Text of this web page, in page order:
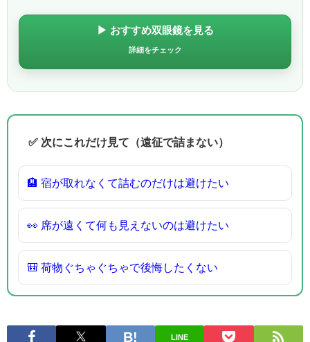
▶ おすすめ双眼鏡を見る
詳細をチェック
✅ 次にこれだけ見て（遠征で詰まない）
🏨 宿が取れなくて詰むのだけは避けたい
👀 席が遠くて何も見えないのは避けたい
🎒 荷物ぐちゃぐちゃで後悔したくない
LINE